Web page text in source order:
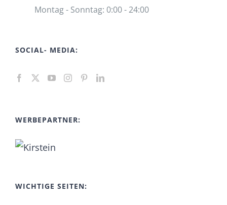
Montag - Sonntag: 0:00 - 24:00
SOCIAL- MEDIA:
WERBEPARTNER:
WICHTIGE SEITEN: